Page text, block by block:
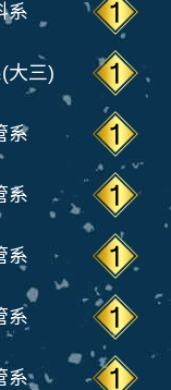
系
大三)
系
系
系
系
系